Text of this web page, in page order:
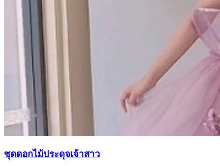
ชุดดอกไม้ประดุจเจ้าสาว